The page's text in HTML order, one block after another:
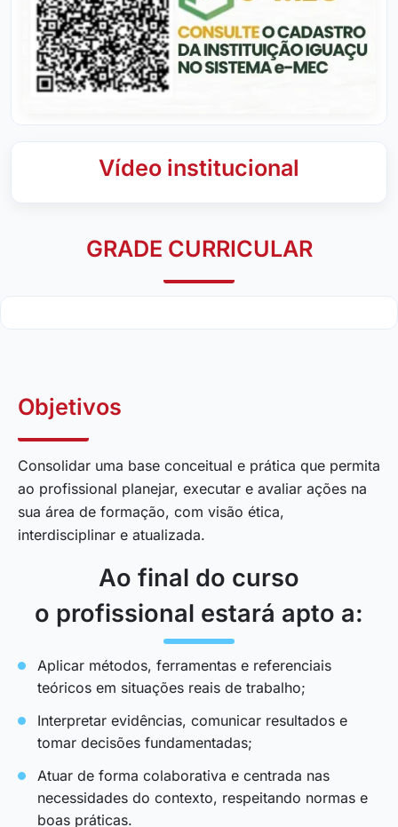
Vídeo institucional
GRADE CURRICULAR
Objetivos
Consolidar uma base conceitual e prática que permita
ao profissional planejar, executar e avaliar ações na
sua área de formação, com visão ética,
interdisciplinar e atualizada.
Ao final do curso
o profissional estará apto a:
Aplicar métodos, ferramentas e referenciais
teóricos em situações reais de trabalho;
Interpretar evidências, comunicar resultados e
tomar decisões fundamentadas;
Atuar de forma colaborativa e centrada nas
necessidades do contexto, respeitando normas e
boas práticas.